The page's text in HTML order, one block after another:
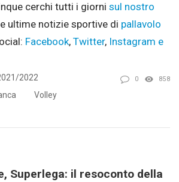
cerchi tutti i giorni sul nostro
ultime notizie sportive di pallavolo
Facebook, Twitter, Instagram e
2022
Volley
0 858
Superlega: il resoconto della